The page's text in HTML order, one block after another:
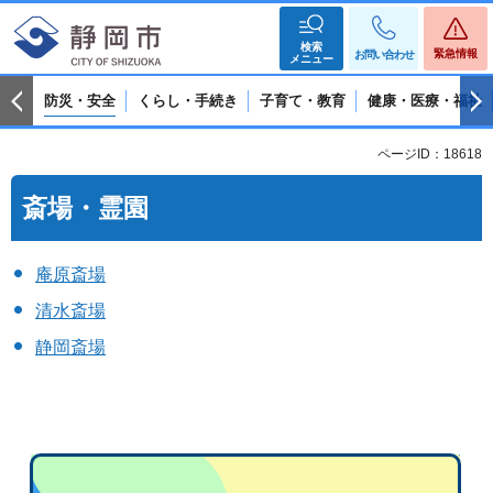
検索
メニュー
お問い合わせ 緊急情報
防災・安全 くらし・手続き 子育て・教育 健康・医療・福祉
ページID：18618
斎場・霊園
庵原斎場
清水斎場
静岡斎場